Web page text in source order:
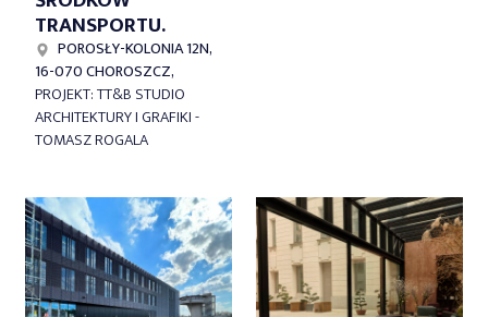
TRANSPORTU.
POROSŁY-KOLONIA 12N,
16-070 CHOROSZCZ,
PROJEKT: TT&B STUDIO
ARCHITEKTURY I GRAFIKI -
TOMASZ ROGALA